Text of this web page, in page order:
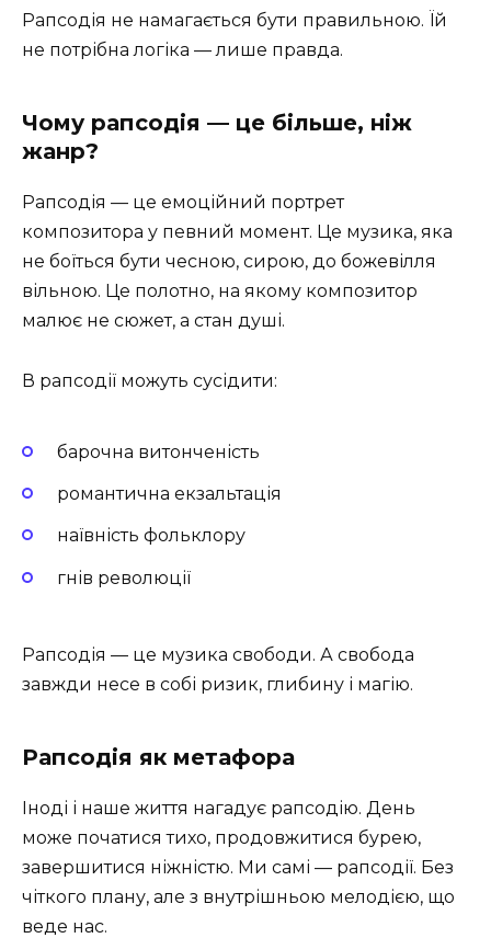
Рапсодія не намагається бути правильною. Їй
не потрібна логіка — лише правда.
Чому рапсодія — це більше, ніж
жанр?
Рапсодія — це емоційний портрет
композитора у певний момент. Це музика, яка
не боїться бути чесною, сирою, до божевілля
вільною. Це полотно, на якому композитор
малює не сюжет, а стан душі.
В рапсодії можуть сусідити:
барочна витонченість
романтична екзальтація
наївність фольклору
гнів революції
Рапсодія — це музика свободи. А свобода
завжди несе в собі ризик, глибину і магію.
Рапсодія як метафора
Іноді і наше життя нагадує рапсодію. День
може початися тихо, продовжитися бурею,
завершитися ніжністю. Ми самі — рапсодії. Без
чіткого плану, але з внутрішньою мелодією, що
веде нас.